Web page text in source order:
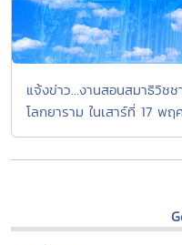
แจ้งข่าว...งานสอนสมาธิวิ
โลกยาราม ในเสาร์ที่ 17 พ